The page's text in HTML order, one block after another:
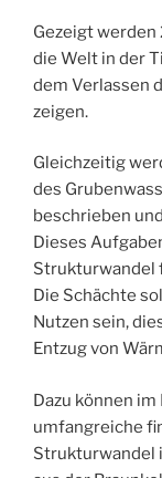
Gezeigt werden
die Welt in der
dem Verlassen
zeigen.
Gleichzeitig
des
beschrieben
Dieses
Strukturwandel
Die Schächte
Nutzen sein,
Entzug von
Dazu können
umfangreiche
Strukturwandel